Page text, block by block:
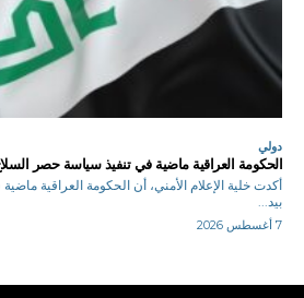
دولي
الحكومة العراقية ماضية في تنفيذ سياسة حصر
أكدت خلية الإعلام الأمني، أن الحكومة العراقية
بيد...
7 أغسطس 2026